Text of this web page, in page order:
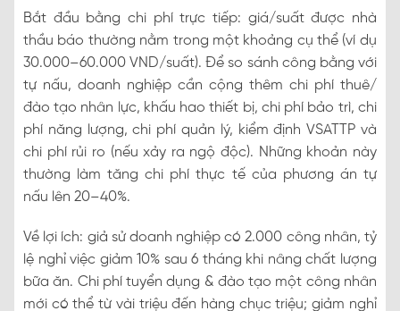
Bắt đầu bằng chi phí trực tiếp: giá/suất được nhà
thầu báo thường nằm trong một khoảng cụ thể (ví dụ
30.000–60.000 VND/suất). Để so sánh công bằng với
tự nấu, doanh nghiệp cần cộng thêm chi phí thuê/
đào tạo nhân lực, khấu hao thiết bị, chi phí bảo trì, chi
phí năng lượng, chi phí quản lý, kiểm định VSATTP và
chi phí rủi ro (nếu xảy ra ngộ độc). Những khoản này
thường làm tăng chi phí thực tế của phương án tự
nấu lên 20–40%.
Về lợi ích: giả sử doanh nghiệp có 2.000 công nhân, tỷ
lệ nghỉ việc giảm 10% sau 6 tháng khi nâng chất lượng
bữa ăn. Chi phí tuyển dụng & đào tạo một công nhân
mới có thể từ vài triệu đến hàng chục triệu; giảm nghỉ